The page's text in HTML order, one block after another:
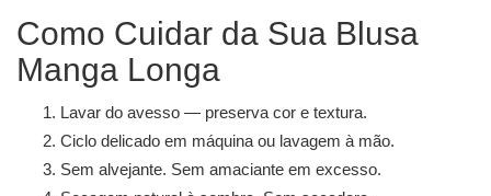
Como Cuidar da Sua Blusa
Manga Longa
Lavar do avesso — preserva cor e textura.
Ciclo delicado em máquina ou lavagem à mão.
Sem alvejante. Sem amaciante em excesso.